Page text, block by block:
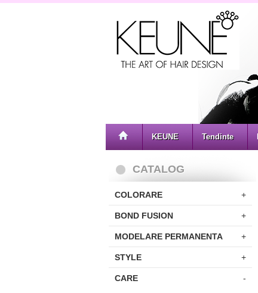
KEUNE Tendinte
CATALOG
COLORARE +
BOND FUSION +
MODELARE PERMANENTA +
STYLE +
CARE -